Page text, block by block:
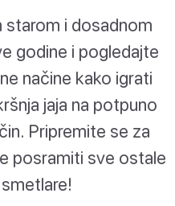
i dosadnom
godine i pogledajte
načine kako igrati
jaja na potpuno
Pripremite se za
posramiti sve ostale